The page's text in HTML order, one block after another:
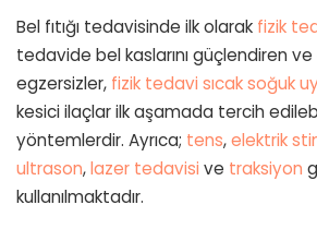
Bel fıtığı tedavisinde ilk olarak fizik
tedavide bel kaslarını güçlendiren
egzersizler, fizik tedavi sıcak soğuk
kesici ilaçlar ilk aşamada tercih
yöntemlerdir. Ayrıca; tens,elektrik
ultrason,lazer tedavisi ve traksiyon
kullanılmaktadır.